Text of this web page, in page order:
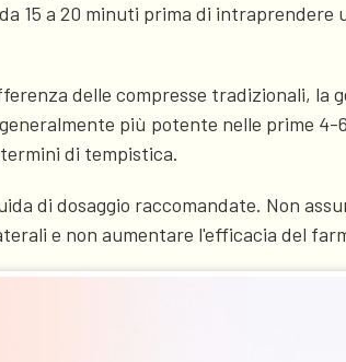
15 a 20 minuti prima di intraprendere
delle compresse tradizionali, la
più potente nelle prime 4-
di tempistica.
di dosaggio raccomandate. Non
e non aumentare l'efficacia del